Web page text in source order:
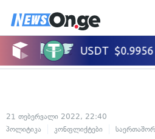
21 თებერვალი 2022, 22:40
პოლიტიკა
კონფლიქტები